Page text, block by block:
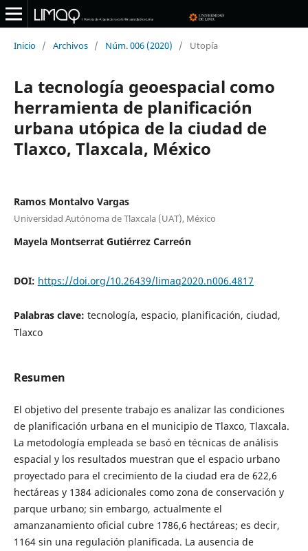
Inicio / Archivos / Núm. 006 (2020) / Utopía
La tecnología geoespacial como
herramienta de planificación
urbana utópica de la ciudad de
Tlaxco, Tlaxcala, México
Ramos Montalvo Vargas
Universidad Autónoma de Tlaxcala (UAT), México
Mayela Montserrat Gutiérrez Carreón
DOI: https://doi.org/10.26439/limaq2020.n006.4817
Palabras clave: tecnología, espacio, planificación, ciudad,
Tlaxco
Resumen
El objetivo del presente trabajo es analizar las condiciones
de planificación urbana en el municipio de Tlaxco, Tlaxcala.
La metodología empleada se basó en técnicas de análisis
espacial y los resultados muestran que el espacio urbano
proyectado para el crecimiento de la ciudad era de 622,6
hectáreas y 1384 adicionales como zona de conservación y
parque urbano; sin embargo, actualmente el
amanzanamiento oficial cubre 1786,6 hectáreas; es decir,
1164 sin una regulación planificada. La ausencia de